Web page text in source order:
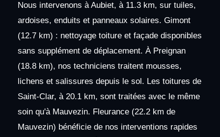
Nous intervenons à Aubiet, à 11.3 km, sur tuiles,
ardoises, enduits et panneaux solaires. Gimont
(12.7 km) : nettoyage toiture et façade disponibles
sans supplément de déplacement. À Preignan
(18.8 km), nos techniciens traitent mousses,
lichens et salissures depuis le sol. Les toitures de
Saint-Clar, à 20.1 km, sont traitées avec le même
soin qu'à Mauvezin. Fleurance (22.2 km de
Mauvezin) bénéficie de nos interventions rapides